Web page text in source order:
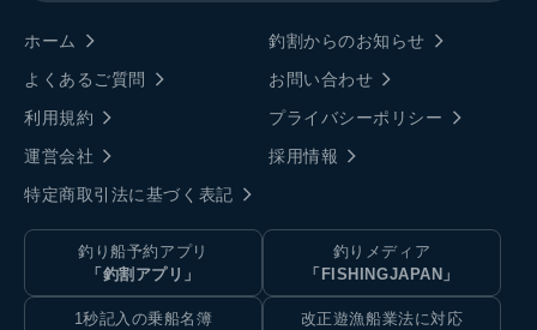
ホーム
釣割からのお知らせ
よくあるご質問
お問い合わせ
利用規約
プライバシーポリシー
運営会社
採用情報
特定商取引法に基づく表記
釣り船予約アプリ
「釣割アプリ」
釣りメディア
「FISHINGJAPAN」
1秒記入の乗船名簿
改正遊漁船業法に対応